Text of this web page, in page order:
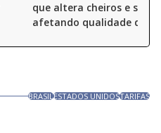
que altera cheiros e
afetando qualidade de
BRASILESTADOS UNIDOSTARIFAS